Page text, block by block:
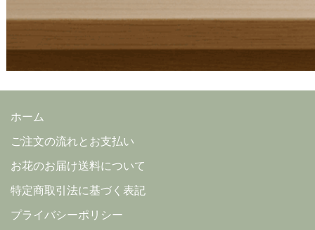
ホーム
ご注文の流れとお支払い
お花のお届け送料について
特定商取引法に基づく表記
プライバシーポリシー